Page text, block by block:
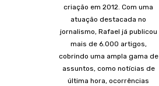
criação em 2012. Com uma
atuação destacada no
jornalismo, Rafael já publicou
mais de 6.000 artigos,
cobrindo uma ampla gama de
assuntos, como notícias de
última hora, ocorrências